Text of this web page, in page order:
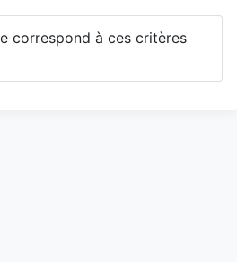
correspond à ces critères